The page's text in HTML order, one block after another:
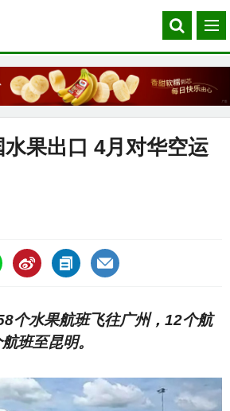
Search
our
菜
单
果出口 4月对华空运
21700.html
个水果航班飞往广州，12个航
班至昆明。